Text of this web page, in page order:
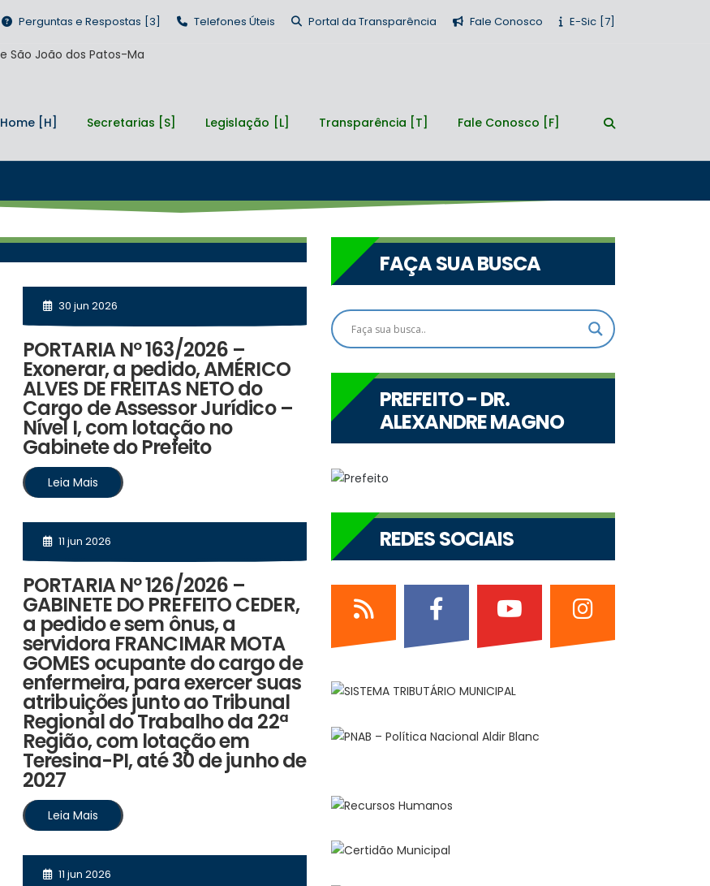
Perguntas e Respostas Telefones Úteis Portal da Transparência Fale Conosco E-Sic
Home Secretarias Legislação Transparência Fale Conosco
30 jun 2026
PORTARIA Nº 163/2026 –
Exonerar, a pedido, AMÉRICO
ALVES DE FREITAS NETO do
Cargo de Assessor Jurídico –
Nível I, com lotação no
Gabinete do Prefeito
Leia Mais
11 jun 2026
PORTARIA Nº 126/2026 –
GABINETE DO PREFEITO CEDER,
a pedido e sem ônus, a
servidora FRANCIMAR MOTA
GOMES ocupante do cargo de
enfermeira, para exercer suas
atribuições junto ao Tribunal
Regional do Trabalho da 22ª
Região, com lotação em
Teresina-PI, até 30 de junho de
2027
Leia Mais
11 jun 2026
FAÇA SUA BUSCA
PREFEITO - DR.
ALEXANDRE MAGNO
REDES SOCIAIS